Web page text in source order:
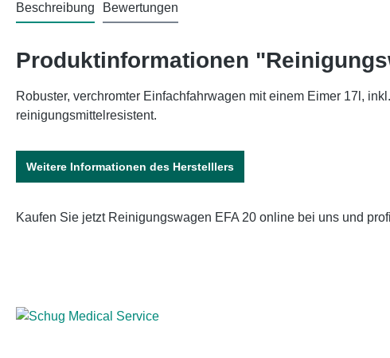
Beschreibung Bewertungen
Produktinformationen
Robuster, verchromter Einfachfahrwagen mit einem Eimer 17l,
reinigungsmittelresistent.
Weitere Informationen des Herstelllers
Kaufen Sie jetzt Reinigungswagen EFA 20 online bei uns und